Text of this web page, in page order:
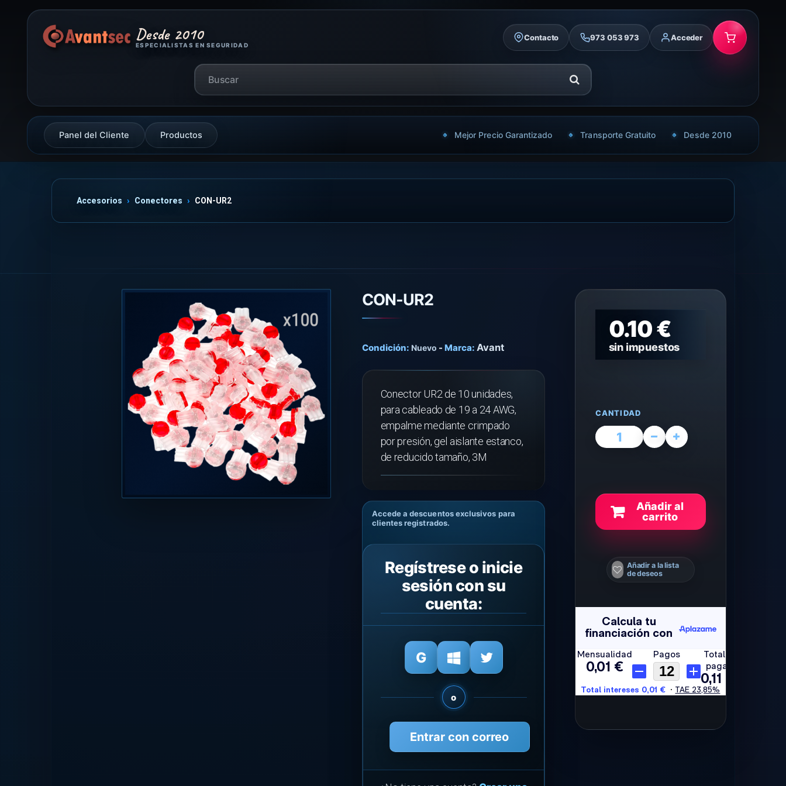
Desde 2010
ESPECIALISTAS EN SEGURIDAD
Contacto 973 053 973 Acceder
Panel del Cliente Productos Mejor Precio Garantizado Transporte Gratuito Desde 2010
Accesorios Conectores CON-UR2
CON-UR2
Condición: Nuevo - Marca: Avant
Conector UR2 de 10 unidades,
para cableado de 19 a 24 AWG,
empalme mediante crimpado
por presión, gel aislante estanco,
de reducido tamaño, 3M
Accede a descuentos exclusivos para
clientes registrados.
Regístrese o inicie
sesión con su
cuenta:
o
Entrar con correo
0.10 €
sin impuestos
CANTIDAD
Añadir al
carrito
Añadir a la lista
de deseos